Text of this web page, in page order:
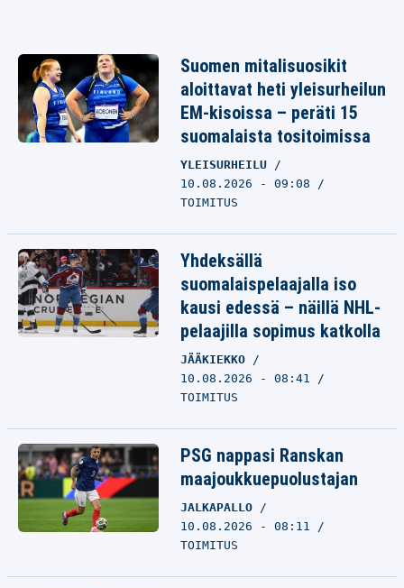
Suomen mitalisuosikit
aloittavat heti yleisurheilun
EM-kisoissa – peräti 15
suomalaista tositoimissa
YLEISURHEILU
10.08.2026 - 09:08
TOIMITUS
Yhdeksällä
suomalaispelaajalla iso
kausi edessä – näillä NHL-
pelaajilla sopimus katkolla
JÄÄKIEKKO
10.08.2026 - 08:41
TOIMITUS
PSG nappasi Ranskan
maajoukkuepuolustajan
JALKAPALLO
10.08.2026 - 08:11
TOIMITUS